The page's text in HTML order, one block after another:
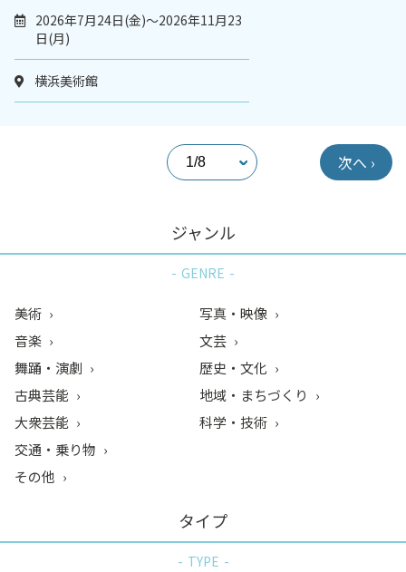
2026年7月24日(金)～2026年11月23
日(月)
横浜美術館
次へ ›
ジャンル
GENRE
美術
音楽
舞踊・演劇
古典芸能
大衆芸能
写真・映像
文芸
歴史・文化
地域・まちづくり
科学・技術
交通・乗り物
その他
タイプ
TYPE